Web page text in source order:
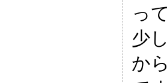
っ
少
か